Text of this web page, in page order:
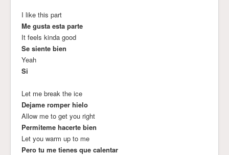
I like this part
Me gusta esta parte
It feels kinda good
Se siente bien
Yeah
Si
Let me break the ice
Dejame romper hielo
Allow me to get you right
Permiteme hacerte bien
Let you warm up to me
Pero tu me tienes que calentar